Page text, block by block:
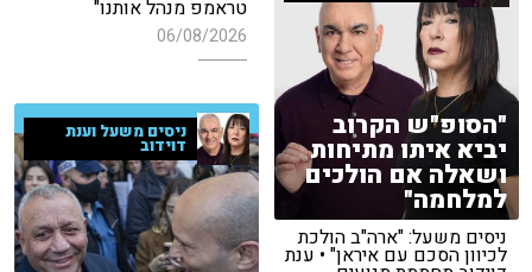
טראמפ מנהל אותנו"
06/08/2026
"הסופ"ש הקרוב
יביא איתו מתיחות
ושאלה אם הולכים
למלחמה"
ניסים משעל: "ארה"ב הולכת
לכיוון הסכם עם איראן" • ענת
ניסים משעל וענת
דוידוב